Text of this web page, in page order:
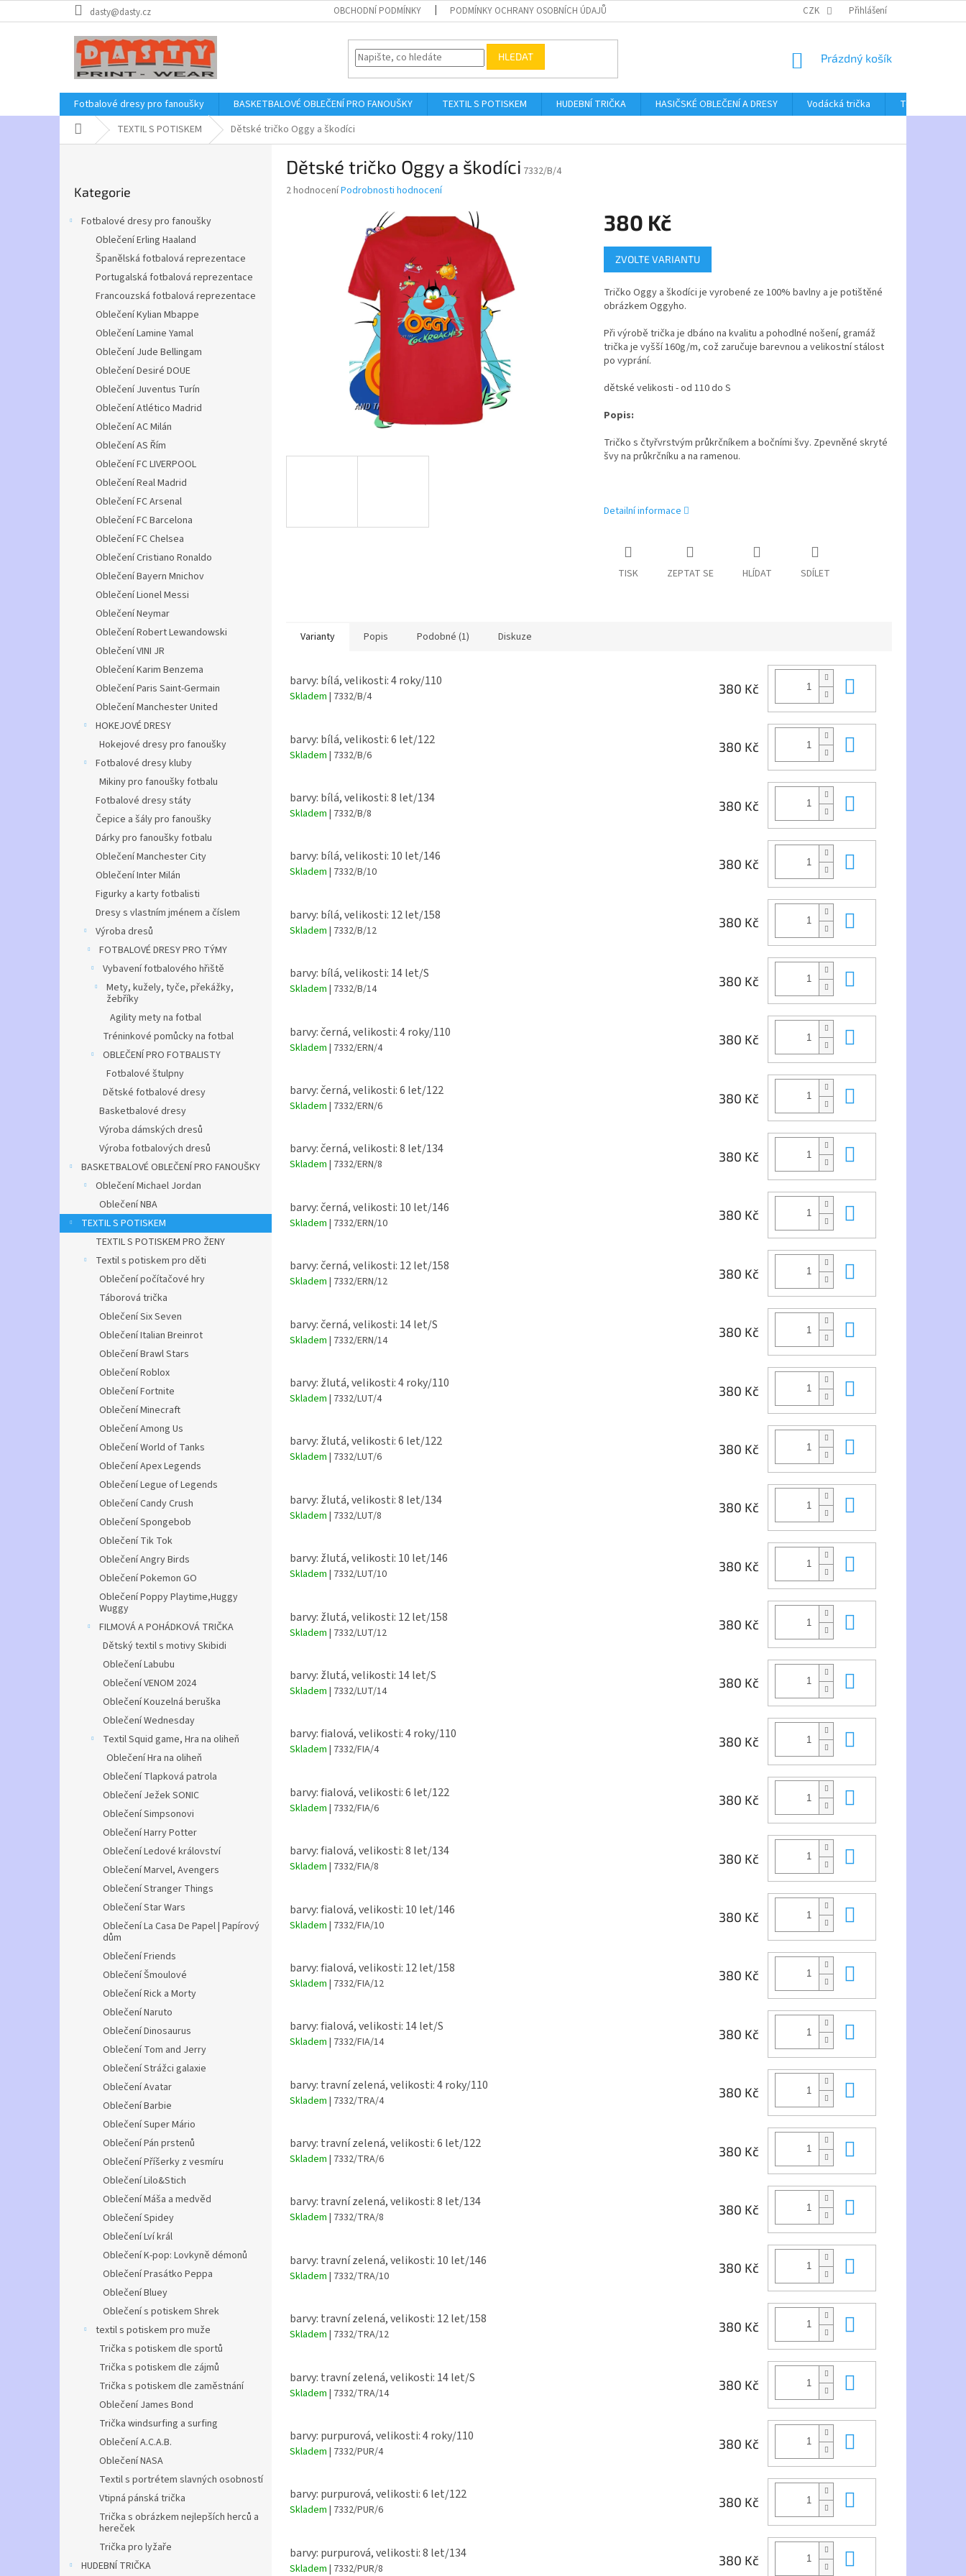
na
dasty@dasty.cz OBCHODNÍ PODMÍNKY PODMÍNKY OCHRANY OSOBNÍCH ÚDAJŮ CZK Přihlášení
HLEDAT
NÁKUPNÍ
Prázdný košík
Fotbalové dresy pro fanoušky BASKETBALOVÉ OBLEČENÍ PRO FANOUŠKY TEXTIL S POTISKEM HUDEBNÍ TRIČKA HASIČSKÉ OBLEČENÍ A DRESY Vodácká trička
Textil bez
Domů TEXTIL S POTISKEM Dětské tričko Oggy a škodíci
kategorie
Kategorie
Fotbalové dresy pro fanoušky
Oblečení Erling Haaland
Španělská fotbalová reprezentace
Portugalská fotbalová reprezentace
Francouzská fotbalová reprezentace
Oblečení Kylian Mbappe
Oblečení Lamine Yamal
Oblečení Jude Bellingam
Oblečení Desiré DOUE
Oblečení Juventus Turín
Oblečení Atlético Madrid
Oblečení AC Milán
Oblečení AS Řím
Oblečení FC LIVERPOOL
Oblečení Real Madrid
Oblečení FC Arsenal
Oblečení FC Barcelona
Oblečení FC Chelsea
Oblečení Cristiano Ronaldo
Oblečení Bayern Mnichov
Oblečení Lionel Messi
Oblečení Neymar
Oblečení Robert Lewandowski
Oblečení VINI JR
Oblečení Karim Benzema
Oblečení Paris Saint-Germain
Oblečení Manchester United
HOKEJOVÉ DRESY
Hokejové dresy pro fanoušky
Fotbalové dresy kluby
Mikiny pro fanoušky fotbalu
Fotbalové dresy státy
Čepice a šály pro fanoušky
Dárky pro fanoušky fotbalu
Oblečení Manchester City
Oblečení Inter Milán
Figurky a karty fotbalisti
Dresy s vlastním jménem a číslem
Výroba dresů
FOTBALOVÉ DRESY PRO TÝMY
Vybavení fotbalového hřiště
Mety, kužely, tyče, překážky,
žebříky
Agility mety na fotbal
Tréninkové pomůcky na fotbal
OBLEČENÍ PRO FOTBALISTY
Fotbalové štulpny
Dětské fotbalové dresy
Basketbalové dresy
Výroba dámských dresů
Výroba fotbalových dresů
BASKETBALOVÉ OBLEČENÍ PRO FANOUŠKY
Oblečení Michael Jordan
Oblečení NBA
TEXTIL S POTISKEM
TEXTIL S POTISKEM PRO ŽENY
Textil s potiskem pro děti
Oblečení počítačové hry
Táborová trička
Oblečení Six Seven
Oblečení Italian Breinrot
Oblečení Brawl Stars
Oblečení Roblox
Oblečení Fortnite
Oblečení Minecraft
Oblečení Among Us
Oblečení World of Tanks
Oblečení Apex Legends
Oblečení Legue of Legends
Oblečení Candy Crush
Oblečení Spongebob
Oblečení Tik Tok
Oblečení Angry Birds
Oblečení Pokemon GO
Oblečení Poppy Playtime,Huggy
Wuggy
FILMOVÁ A POHÁDKOVÁ TRIČKA
Dětský textil s motivy Skibidi
Oblečení Labubu
Oblečení VENOM 2024
Oblečení Kouzelná beruška
Oblečení Wednesday
Textil Squid game, Hra na oliheň
Oblečení Hra na oliheň
Oblečení Tlapková patrola
Oblečení Ježek SONIC
Oblečení Simpsonovi
Oblečení Harry Potter
Oblečení Ledové království
Oblečení Marvel, Avengers
Oblečení Stranger Things
Oblečení Star Wars
Oblečení La Casa De Papel | Papírový
dům
Oblečení Friends
Oblečení Šmoulové
Oblečení Rick a Morty
Oblečení Naruto
Oblečení Dinosaurus
Oblečení Tom and Jerry
Oblečení Strážci galaxie
Oblečení Avatar
Oblečení Barbie
Oblečení Super Mário
Oblečení Pán prstenů
Oblečení Příšerky z vesmíru
Oblečení Lilo&Stich
Oblečení Máša a medvěd
Oblečení Spidey
Oblečení Lví král
Oblečení K-pop: Lovkyně démonů
Oblečení Prasátko Peppa
Oblečení Bluey
Oblečení s potiskem Shrek
textil s potiskem pro muže
Trička s potiskem dle sportů
Trička s potiskem dle zájmů
Trička s potiskem dle zaměstnání
Oblečení James Bond
Trička windsurfing a surfing
Oblečení A.C.A.B.
Oblečení NASA
Textil s portrétem slavných osobností
Vtipná pánská trička
Trička s obrázkem nejlepších herců a
hereček
Trička pro lyžaře
HUDEBNÍ TRIČKA
Dětské tričko Oggy a škodíci 7332/B/4
Průměrné
2 hodnoceníPodrobnosti hodnocení
380 Kč
Měrná
cena:
ZVOLTE VARIANTU
Tričko Oggy a škodíci je vyrobené ze 100% bavlny a je potištěné
obrázkem Oggyho.
Při výrobě trička je dbáno na kvalitu a pohodlné nošení, gramáž
trička je vyšší 160g/m, což zaručuje barevnou a velikostní stálost
po vyprání.
dětské velikosti - od 110 do S
Popis:
Tričko s čtyřvrstvým průkrčníkem a bočními švy. Zpevněné skryté
švy na průkrčníku a na ramenou.
Detailní informace
TISK ZEPTAT SE HLÍDAT SDÍLET
Varianty Popis Podobné (1) Diskuze
barvy: bílá, velikosti: 4 roky/110
Skladem | 7332/B/4
380 Kč
barvy: bílá, velikosti: 6 let/122
Skladem | 7332/B/6
380 Kč
barvy: bílá, velikosti: 8 let/134
Skladem | 7332/B/8
380 Kč
barvy: bílá, velikosti: 10 let/146
Skladem | 7332/B/10
380 Kč
barvy: bílá, velikosti: 12 let/158
Skladem | 7332/B/12
380 Kč
barvy: bílá, velikosti: 14 let/S
Skladem | 7332/B/14
380 Kč
barvy: černá, velikosti: 4 roky/110
Skladem | 7332/ERN/4
380 Kč
barvy: černá, velikosti: 6 let/122
Skladem | 7332/ERN/6
380 Kč
barvy: černá, velikosti: 8 let/134
Skladem | 7332/ERN/8
380 Kč
barvy: černá, velikosti: 10 let/146
Skladem | 7332/ERN/10
380 Kč
barvy: černá, velikosti: 12 let/158
Skladem | 7332/ERN/12
380 Kč
barvy: černá, velikosti: 14 let/S
Skladem | 7332/ERN/14
380 Kč
barvy: žlutá, velikosti: 4 roky/110
Skladem | 7332/LUT/4
380 Kč
barvy: žlutá, velikosti: 6 let/122
Skladem | 7332/LUT/6
380 Kč
barvy: žlutá, velikosti: 8 let/134
Skladem | 7332/LUT/8
380 Kč
barvy: žlutá, velikosti: 10 let/146
Skladem | 7332/LUT/10
380 Kč
barvy: žlutá, velikosti: 12 let/158
Skladem | 7332/LUT/12
380 Kč
barvy: žlutá, velikosti: 14 let/S
Skladem | 7332/LUT/14
380 Kč
barvy: fialová, velikosti: 4 roky/110
Skladem | 7332/FIA/4
380 Kč
barvy: fialová, velikosti: 6 let/122
Skladem | 7332/FIA/6
380 Kč
barvy: fialová, velikosti: 8 let/134
Skladem | 7332/FIA/8
380 Kč
barvy: fialová, velikosti: 10 let/146
Skladem | 7332/FIA/10
380 Kč
barvy: fialová, velikosti: 12 let/158
Skladem | 7332/FIA/12
380 Kč
barvy: fialová, velikosti: 14 let/S
Skladem | 7332/FIA/14
380 Kč
barvy: travní zelená, velikosti: 4 roky/110
Skladem | 7332/TRA/4
380 Kč
barvy: travní zelená, velikosti: 6 let/122
Skladem | 7332/TRA/6
380 Kč
barvy: travní zelená, velikosti: 8 let/134
Skladem | 7332/TRA/8
380 Kč
barvy: travní zelená, velikosti: 10 let/146
Skladem | 7332/TRA/10
380 Kč
barvy: travní zelená, velikosti: 12 let/158
Skladem | 7332/TRA/12
380 Kč
barvy: travní zelená, velikosti: 14 let/S
Skladem | 7332/TRA/14
380 Kč
barvy: purpurová, velikosti: 4 roky/110
Skladem | 7332/PUR/4
380 Kč
barvy: purpurová, velikosti: 6 let/122
Skladem | 7332/PUR/6
380 Kč
barvy: purpurová, velikosti: 8 let/134
Skladem | 7332/PUR/8
380 Kč